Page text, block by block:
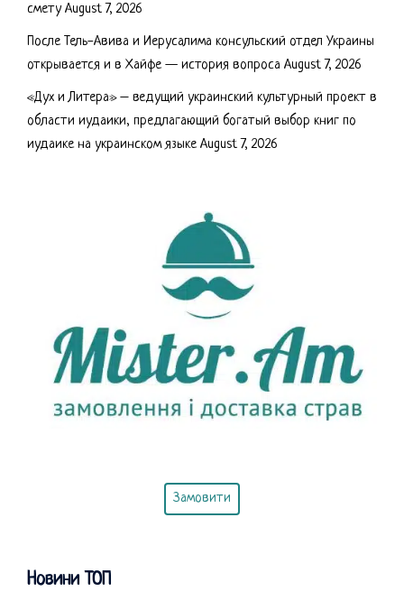
смету August 7, 2026
После Тель-Авива и Иерусалима консульский отдел Украины
открывается и в Хайфе — история вопроса August 7, 2026
«Дух и Литера» – ведущий украинский культурный проект в
области иудаики, предлагающий богатый выбор книг по
иудаике на украинском языке August 7, 2026
Замовити
Новини ТОП